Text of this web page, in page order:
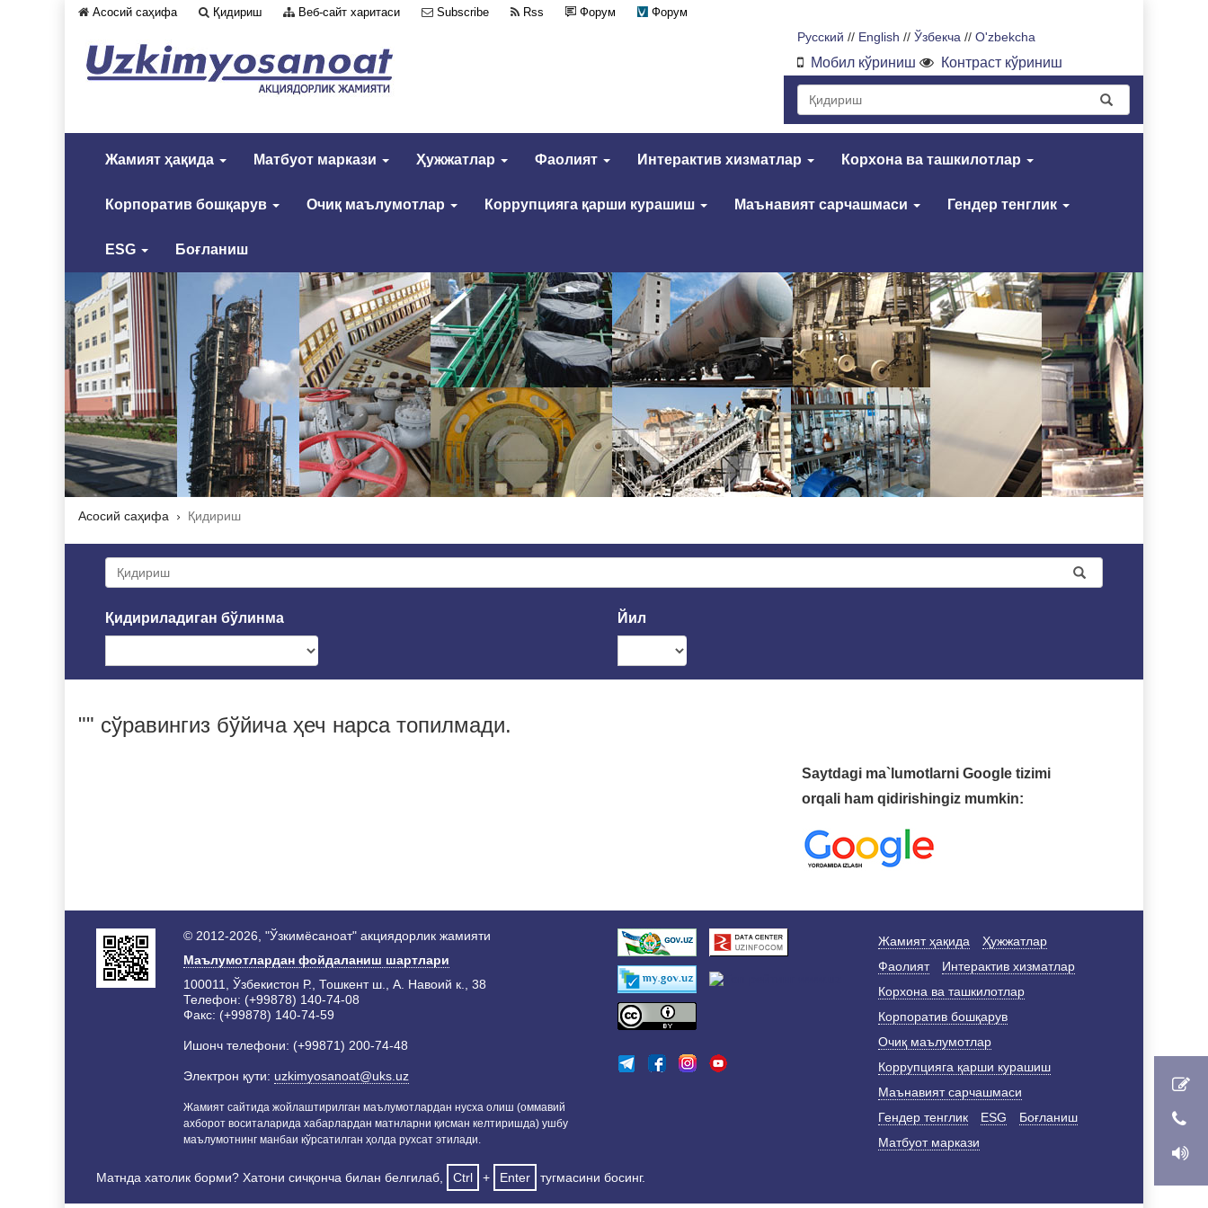
Асосий саҳифа Қидириш Веб-сайт харитаси Subscribe Rss Форум
Форум
Русский // English // Ўзбекча // O'zbekcha
Мобил кўриниш Контраст кўриниш
Жамият ҳақида Матбуот маркази Ҳужжатлар Фаолият Интерактив хизматлар Корхона ва ташкилотлар
Корпоратив бошқарув Очиқ маълумотлар Коррупцияга қарши курашиш Маънавият сарчашмаси Гендер тенглик
ESG Боғланиш
Асосий саҳифа Қидириш
Қидириладиган бўлинма Йил
"" сўравингиз бўйича ҳеч нарса топилмади.
Saytdagi ma`lumotlarni Google tizimi
orqali ham qidirishingiz mumkin:
© 2012-2026, "Ўзкимёсаноат" акциядорлик жамияти
Маълумотлардан фойдаланиш шартлари
100011, Ўзбекистон Р., Тошкент ш., А. Навоий к., 38
Телефон: (+99878) 140-74-08
Факс: (+99878) 140-74-59
Ишонч телефони: (+99871) 200-74-48
Электрон қути: uzkimyosanoat@uks.uz
Жамият сайтида жойлаштирилган маълумотлардан нусха олиш (оммавий
ахборот воситаларида хабарлардан матнларни қисман келтиришда) ушбу
маълумотнинг манбаи кўрсатилган ҳолда рухсат этилади.
Жамият ҳақида
Ҳужжатлар
Фаолият
Интерактив хизматлар
Корхона ва ташкилотлар
Корпоратив бошқарув
Очиқ маълумотлар
Коррупцияга қарши курашиш
Маънавият сарчашмаси
Гендер тенглик
ESG
Боғланиш
Матбуот маркази
Матнда хатолик борми? Хатони сичқонча билан белгилаб, Ctrl + Enter тугмасини босинг.